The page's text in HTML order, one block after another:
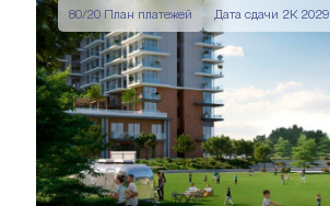
80/20 План платежей Дата сдачи 2К 2029